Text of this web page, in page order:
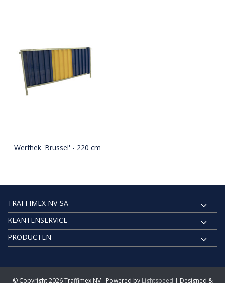
Werfhek 'Brussel' - 220 cm
TRAFFIMEX NV-SA
KLANTENSERVICE
PRODUCTEN
© Copyright 2026 Traffimex NV - Powered by Lightspeed | Designed &